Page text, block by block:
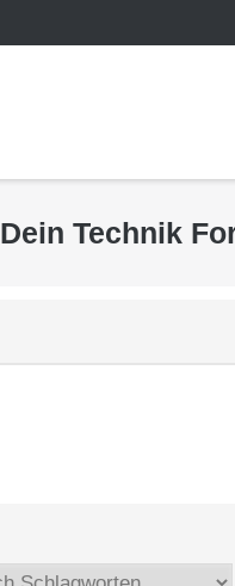
Technik